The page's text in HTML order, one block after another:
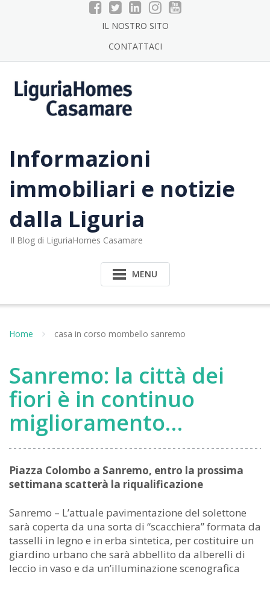
IL NOSTRO SITO
CONTATTACI
Informazioni
immobiliari e notizie
dalla Liguria
Il Blog di LiguriaHomes Casamare
MENU
Home casa in corso mombello sanremo
Sanremo: la città dei
fiori è in continuo
miglioramento…
Piazza Colombo a Sanremo, entro la prossima
settimana scatterà la riqualificazione
Sanremo – L’attuale pavimentazione del solettone
sarà coperta da una sorta di “scacchiera” formata da
tasselli in legno e in erba sintetica, per costituire un
giardino urbano che sarà abbellito da alberelli di
leccio in vaso e da un’illuminazione scenografica